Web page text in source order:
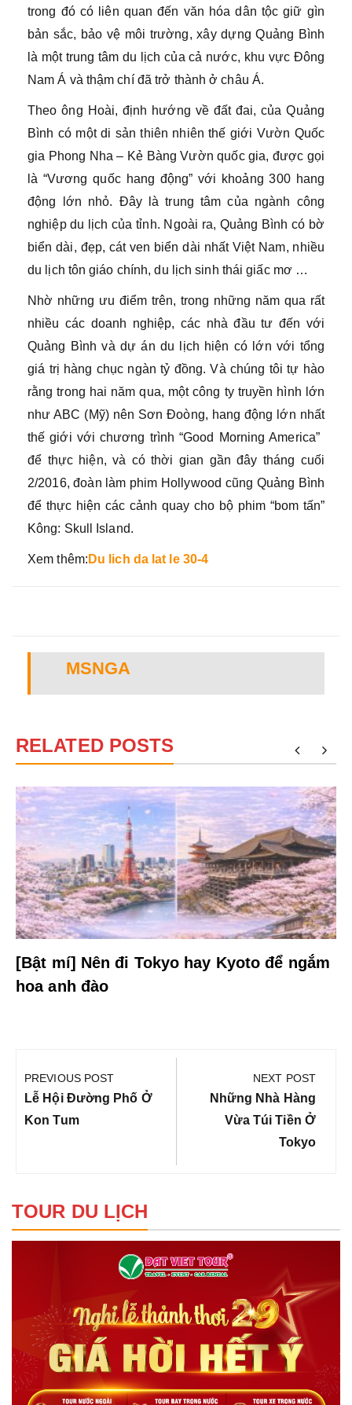
trong đó có liên quan đến văn hóa dân tộc giữ gìn
bản sắc, bảo vệ môi trường, xây dựng Quảng Bình
là một trung tâm du lịch của cả nước, khu vực Đông
Nam Á và thậm chí đã trở thành ở châu Á.
Theo ông Hoài, định hướng về đất đai, của Quảng
Bình có một di sản thiên nhiên thế giới Vườn Quốc
gia Phong Nha – Kẻ Bàng Vườn quốc gia, được gọi
là “Vương quốc hang động” với khoảng 300 hang
động lớn nhỏ. Đây là trung tâm của ngành công
nghiệp du lịch của tỉnh. Ngoài ra, Quảng Bình có bờ
biển dài, đẹp, cát ven biển dài nhất Việt Nam, nhiều
du lịch tôn giáo chính, du lịch sinh thái giấc mơ …
Nhờ những ưu điểm trên, trong những năm qua rất
nhiều các doanh nghiệp, các nhà đầu tư đến với
Quảng Bình và dự án du lịch hiện có lớn với tổng
giá trị hàng chục ngàn tỷ đồng. Và chúng tôi tự hào
rằng trong hai năm qua, một công ty truyền hình lớn
như ABC (Mỹ) nên Sơn Đoòng, hang động lớn nhất
thế giới với chương trình “Good Morning America” ​​
để thực hiện, và có thời gian gần đây tháng cuối
2/2016, đoàn làm phim Hollywood cũng Quảng Bình
để thực hiện các cảnh quay cho bộ phim “bom tấn”
Kông: Skull Island.
Xem thêm: Du lich da lat le 30-4
MSNGA
RELATED POSTS
[Bật mí] Nên đi Tokyo hay Kyoto để ngắm
hoa anh đào
hướng
bài
viết
PREVIOUS POST
Previous
Post:
Lễ Hội Đường Phố Ở
Kon Tum
NEXT POST
Next
Post:
Những Nhà Hàng
Vừa Túi Tiền Ở
Tokyo
TOUR DU LỊCH